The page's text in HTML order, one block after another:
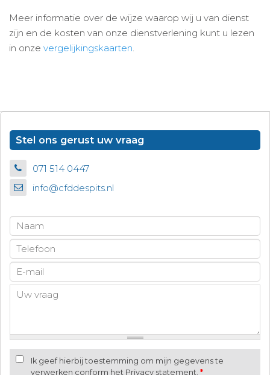
Meer informatie over de wijze waarop wij u van dienst
zijn en de kosten van onze dienstverlening kunt u lezen
in onze vergelijkingskaarten
Stel ons gerust uw vraag
071 514 0447
info@cfddespits.nl
Ik geef hierbij toestemming om mijn gegevens te
verwerken conform het Privacy statement. *